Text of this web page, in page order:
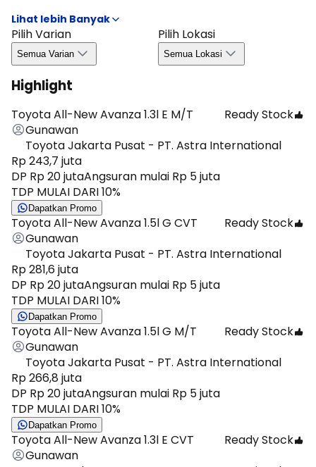
dari benefit untuk pembelian, kemudahan kredit, hingga
bonus yang biasanya bergantung pada wilayah dan
ketersediaan. Dengan begitu, kamu bisa ambil keputusan
lebih efisien tanpa melewatkan peluang promo yang
relevan di Agustus 2026.
Pilih Varian
Semua Varian
Pilih Lokasi
Semua Lokasi
Highlight
Toyota All-New Avanza 1.3l E M/T
Ready Stock
Gunawan
Toyota Jakarta Pusat - PT. Astra International
Rp 243,7 juta
DP Rp 20 jutaAngsuran mulai Rp 5 juta
TDP MULAI DARI 10%
Dapatkan Promo
Toyota All-New Avanza 1.5l G CVT
Ready Stock
Gunawan
Toyota Jakarta Pusat - PT. Astra International
Rp 281,6 juta
DP Rp 20 jutaAngsuran mulai Rp 5 juta
TDP MULAI DARI 10%
Dapatkan Promo
Toyota All-New Avanza 1.5l G M/T
Ready Stock
Gunawan
Toyota Jakarta Pusat - PT. Astra International
Rp 266,8 juta
DP Rp 20 jutaAngsuran mulai Rp 5 juta
TDP MULAI DARI 10%
Dapatkan Promo
Toyota All-New Avanza 1.3l E CVT
Ready Stock
Gunawan